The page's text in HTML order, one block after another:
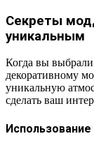
Секреты
уникальным
Когда вы
декоративному
уникальную
сделать ваш